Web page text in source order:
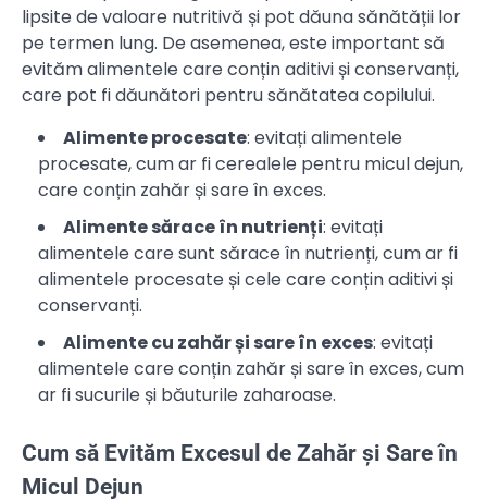
lipsite de valoare nutritivă și pot dăuna sănătății lor
pe termen lung. De asemenea, este important să
evităm alimentele care conțin aditivi și conservanți,
care pot fi dăunători pentru sănătatea copilului.
Alimente procesate: evitați alimentele
procesate, cum ar fi cerealele pentru micul dejun,
care conțin zahăr și sare în exces.
Alimente sărace în nutrienți: evitați
alimentele care sunt sărace în nutrienți, cum ar fi
alimentele procesate și cele care conțin aditivi și
conservanți.
Alimente cu zahăr și sare în exces: evitați
alimentele care conțin zahăr și sare în exces, cum
ar fi sucurile și băuturile zaharoase.
Cum să Evităm Excesul de Zahăr și Sare în
Micul Dejun